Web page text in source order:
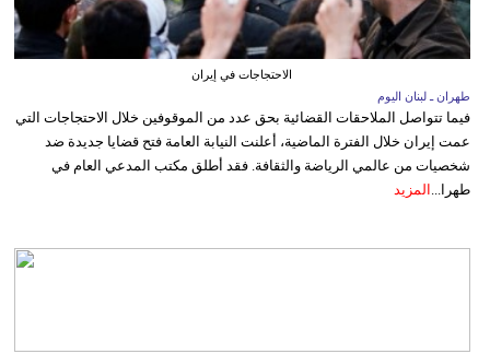
الاحتجاجات في إيران
طهران ـ لبنان اليوم
فيما تتواصل الملاحقات القضائية بحق عدد من الموقوفين خلال الاحتجاجات التي
عمت إيران خلال الفترة الماضية، أعلنت النيابة العامة فتح قضايا جديدة ضد
شخصيات من عالمي الرياضة والثقافة. فقد أطلق مكتب المدعي العام في
طهرا... المزيد